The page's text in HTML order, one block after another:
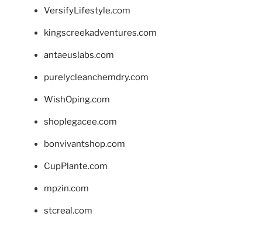
VersifyLifestyle.com
kingscreekadventures.com
antaeuslabs.com
purelycleanchemdry.com
WishOping.com
shoplegacee.com
bonvivantshop.com
CupPlante.com
mpzin.com
stcreal.com